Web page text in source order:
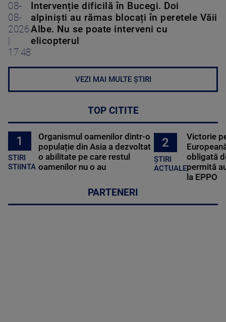
08-
08-
2026
17:48
Intervenție dificilă în Bucegi. Doi
alpiniști au rămas blocați în peretele Văii
Albe. Nu se poate interveni cu
elicopterul
VEZI MAI MULTE ȘTIRI
TOP CITITE
1
STIRI
STIINTA
Organismul oamenilor dintr-o
populație din Asia a dezvoltat
o abilitate pe care restul
oamenilor nu o au
2
ȘTIRI
ACTUALE
Victorie
obligată
permită
la EPPO
PARTENERI